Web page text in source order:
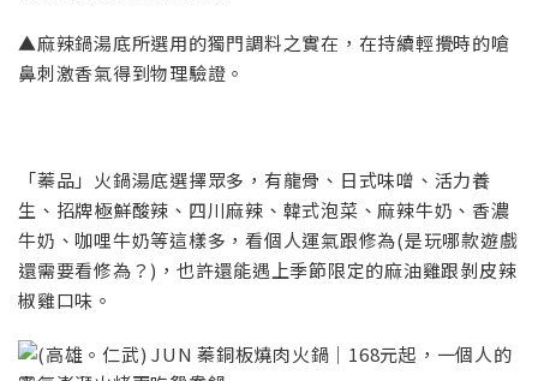
▲麻辣鍋湯底所選用的獨門調料之實在，在持續輕攪時的嗆
鼻刺激香氣得到物理驗證。
「蓁品」火鍋湯底選擇眾多，有龍骨、日式味噌、活力養
生、招牌極鮮酸辣、四川麻辣、韓式泡菜、麻辣牛奶、香濃
牛奶、咖哩牛奶等這樣多，看個人運氣跟修為(是玩哪款遊戲
還需要看修為？)，也許還能遇上季節限定的麻油雞跟剝皮辣
椒雞口味。